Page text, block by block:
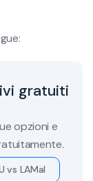
gratuiti
opzioni e
vs LAMal